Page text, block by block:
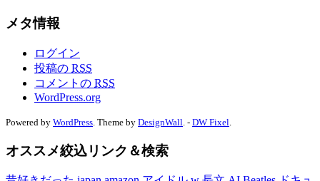
メタ情報
ログイン
投稿の RSS
コメントの RSS
WordPress.org
Powered by WordPress . Theme by DesignWall . - DW Fixel
オススメ絞込リンク＆検索